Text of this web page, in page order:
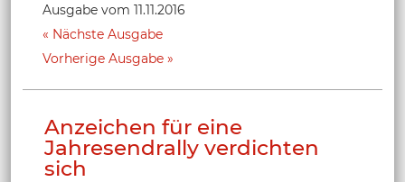
Ausgabe vom 11.11.2016
Nächste Ausgabe
Vorherige Ausgabe
Anzeichen für eine
Jahresendrally verdichten
sich